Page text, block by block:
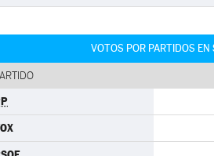
VOTOS POR PARTIDOS EN